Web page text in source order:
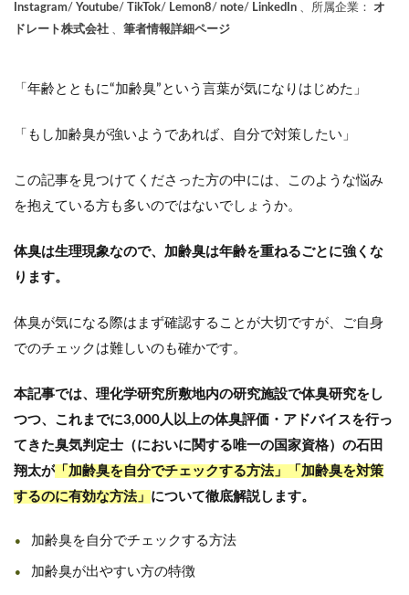
Instagram/ Youtube/ TikTok/ Lemon8/ note/ LinkedIn 、所属企業： オ
ドレート株式会社 、 筆者情報詳細ページ
「年齢とともに“加齢臭”という言葉が気になりはじめた」
「もし加齢臭が強いようであれば、自分で対策したい」
この記事を見つけてくださった方の中には、このような悩み
を抱えている方も多いのではないでしょうか。
体臭は生理現象なので、加齢臭は年齢を重ねるごとに強くな
ります。
体臭が気になる際はまず確認することが大切ですが、ご自身
でのチェックは難しいのも確かです。
本記事では、理化学研究所敷地内の研究施設で体臭研究をし
つつ、これまでに3,000人以上の体臭評価・アドバイスを行っ
てきた臭気判定士（においに関する唯一の国家資格）の石田
翔太が 「加齢臭を自分でチェックする方法」「加齢臭を対策
するのに有効な方法」 について徹底解説します。
加齢臭を自分でチェックする方法
加齢臭が出やすい方の特徴